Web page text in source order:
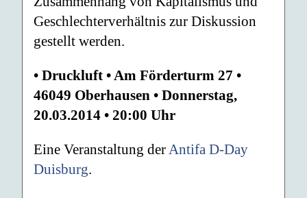
Geschlechterverhältnis zur Diskussion
gestellt werden.
• Druckluft • Am Förderturm 27 •
46049 Oberhausen • Donnerstag,
20.03.2014 • 20:00 Uhr
Eine Veranstaltung derAntifa D-Day
Duisburg.